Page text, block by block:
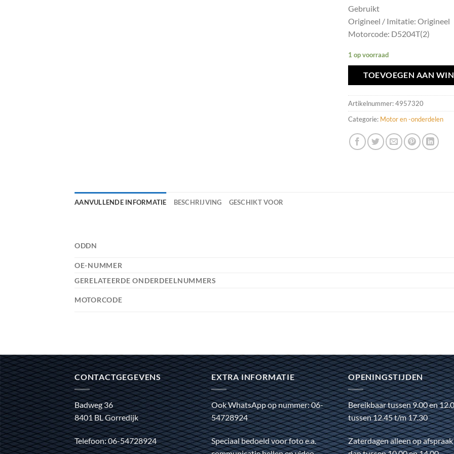
Gebruikt
Origineel / Imitatie: Origineel
Motorcode: D5204T(2)
1 op voorraad
TOEVOEGEN AAN
Artikelnummer:4957320
Categorie: Motor en -onderdelen
AANVULLENDE INFORMATIE BESCHRIJVING GESCHIKT VOOR
ODDN
OE-NUMMER
GERELATEERDE ONDERDEELNUMMERS
MOTORCODE
CONTACTGEGEVENS
Badweg 36
8401 BL Gorredijk
Telefoon: 06-54728924
EXTRA INFORMATIE
Ook WhatsApp op nummer: 06-
54728924
Speciaal bedoeld voor foto e.a.
OPENINGSTIJDEN
Bereikbaar tussen 9.00 en
tussen 12.45 t/m 17.30
Zaterdagen alleen op